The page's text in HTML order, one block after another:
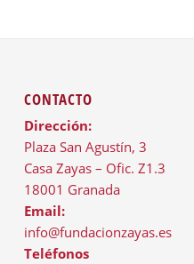
CONTACTO
Dirección:
Plaza San Agustín, 3
Casa Zayas – Ofic. Z1.3
18001 Granada
Email:
info@fundacionzayas.es
Teléfonos